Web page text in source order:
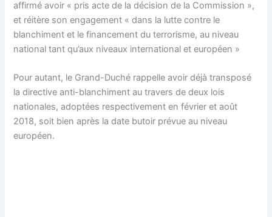
affirmé avoir « pris acte de la décision de la Commission »,
et réitère son engagement « dans la lutte contre le
blanchiment et le financement du terrorisme, au niveau
national tant qu’aux niveaux international et européen »
Pour autant, le Grand-Duché rappelle avoir déjà transposé
la directive anti-blanchiment au travers de deux lois
nationales, adoptées respectivement en février et août
2018, soit bien après la date butoir prévue au niveau
européen.